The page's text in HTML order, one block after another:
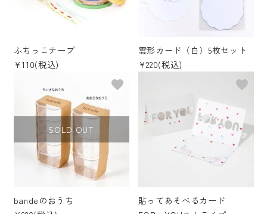
その他の商品
ご利用ガイド／よくあるご質問
お問い合わせ
企業（法人）の皆様へ
ふちっこテープ
¥110(税込)
雲形カード（白）5枚セット
¥220(税込)
SOLD OUT
bandeのおうち
favorite
貼ってあそべるカード
favorite